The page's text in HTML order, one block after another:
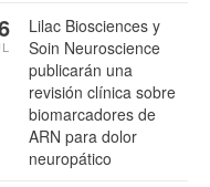
Lilac Biosciences y
Soin Neuroscience
publicarán una
revisión clínica sobre
biomarcadores de
ARN para dolor
neuropático